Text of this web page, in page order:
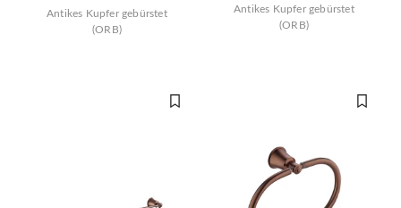
Antikes Kupfer gebürstet
(ORB)
Antikes Kupfer gebürstet
(ORB)